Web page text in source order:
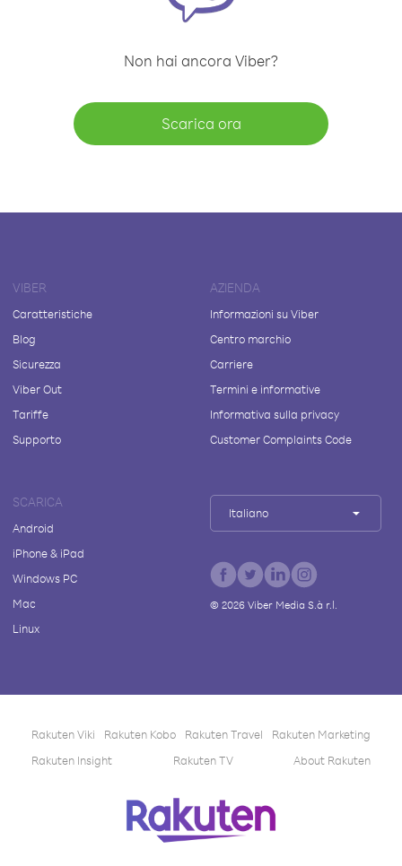
Non hai ancora Viber?
Scarica ora
VIBER
Caratteristiche
Blog
Sicurezza
Viber Out
Tariffe
Supporto
AZIENDA
Informazioni su Viber
Centro marchio
Carriere
Termini e informative
Informativa sulla privacy
Customer Complaints Code
SCARICA
Android
iPhone & iPad
Windows PC
Mac
Linux
Italiano
© 2026Viber Media S.à r.l.
Rakuten Viki Rakuten Kobo Rakuten Travel
Rakuten Marketing
Rakuten Insight
Rakuten TV About Rakuten